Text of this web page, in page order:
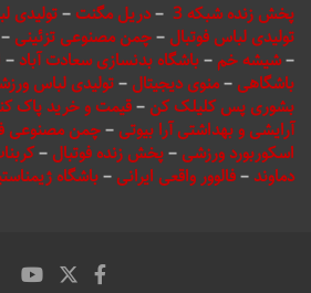
پخش زنده شبکه 3 –دریل مگنت–تولیدی
تولیدی لباس فوتبال –چمن مصنوعی تزئینی –
–شیشه خم–باشگاه بدنسازی سعادت آباد –
باشگاهی –منوی دیجیتال –تولیدی لباس
بشوری پس کلیلک کن –قیمت و خرید پاک
آرایشی و بهداشتی آرا بیوتی –چمن مصنوعی
اسکوربورد ورزشی –پخش زنده فوتبال –
دماوند–فالوور واقعی ایرانی –باشگاه